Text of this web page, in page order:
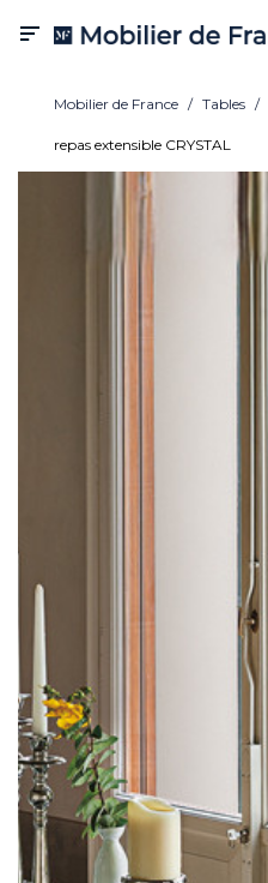
Mobilier de France Tables
repas extensible CRYSTAL